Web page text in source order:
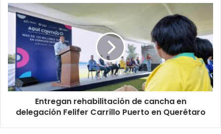
cuál
origen
Entregan
rehabilitación
cancha
delegación
Felifer
Carrillo
Puerto
Querétaro
Entregan rehabilitación de cancha en
delegación Felifer Carrillo Puerto en Querétaro